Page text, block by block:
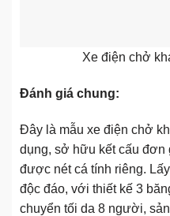
Xe điện chở
Đánh giá chung:
Đây là mẫu xe điện chở
dụng, sở hữu kết cấu đơn
được nét cá tính riêng.
độc đáo, với thiết kế 3
chuyển tối da 8 người,